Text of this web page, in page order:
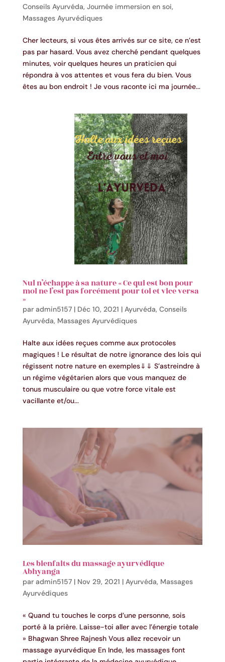
Conseils Ayurvéda, Journée immersion en soi,
Massages Ayurvédiques
Cher lecteurs, si vous êtes arrivés sur ce site, ce n’est
pas par hasard. Vous avez cherché pendant quelques
minutes, voir quelques heures un praticien qui
répondra à vos attentes et vous fera du bien. Vous
êtes au bon endroit ! Je vous raconte ici ma journée...
Nul n’échappe à sa nature « Ce qui est bon pour
moi ne l’est pas forcément pour toi et vice versa
»
par admin5157| Déc 10, 2021 | Ayurvéda, Conseils
Ayurvéda, Massages Ayurvédiques
Halte aux idées reçues comme aux protocoles
magiques ! Le résultat de notre ignorance des lois qui
régissent notre nature en exemples⇓⇓ S’astreindre à
un régime végétarien alors que vous manquez de
tonus musculaire ou que votre force vitale est
vacillante et/ou...
Les bienfaits du massage ayurvédique
Abhyanga
par admin5157| Nov 29, 2021 | Ayurvéda, Massages
Ayurvédiques
« Quand tu touches le corps d’une personne, sois
porté à la prière. Laisse-toi aller avec l’énergie totale
» Bhagwan Shree Rajnesh Vous allez recevoir un
massage ayurvédique En Inde, les massages font